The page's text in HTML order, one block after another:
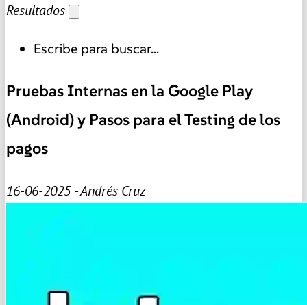
Resultados
Escribe para buscar...
Pruebas Internas en la Google Play
(Android) y Pasos para el Testing de los
pagos
16-06-2025 - Andrés Cruz